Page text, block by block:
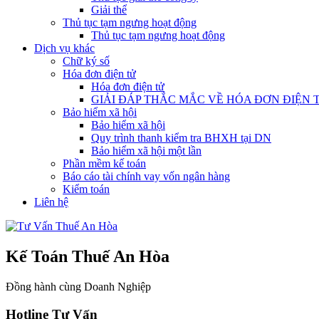
Giải thể
Thủ tục tạm ngưng hoạt động
Thủ tục tạm ngưng hoạt động
Dịch vụ khác
Chữ ký số
Hóa đơn điện tử
Hóa đơn điện tử
GIẢI ĐÁP THẮC MẮC VỀ HÓA ĐƠN ĐIỆN
Bảo hiểm xã hội
Bảo hiểm xã hội
Quy trình thanh kiểm tra BHXH tại DN
Bảo hiểm xã hội một lần
Phần mềm kế toán
Báo cáo tài chính vay vốn ngân hàng
Kiểm toán
Liên hệ
Kế Toán Thuế An Hòa
Đồng hành cùng Doanh Nghiệp
Hotline Tư Vấn